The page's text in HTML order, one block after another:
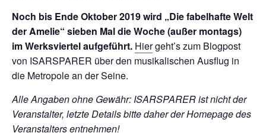
Noch bis Ende Oktober 2019 wird „Die fabelhafte Welt
der Amelie“ sieben Mal die Woche (außer montags)
im Werksviertel aufgeführt. Hiergeht’s zum Blogpost
von ISARSPARER über den musikalischen Ausflug in
die Metropole an der Seine.
Alle Angaben ohne Gewähr: ISARSPARER ist nicht der
Veranstalter, letzte Details bitte daher der Homepage des
Veranstalters entnehmen!